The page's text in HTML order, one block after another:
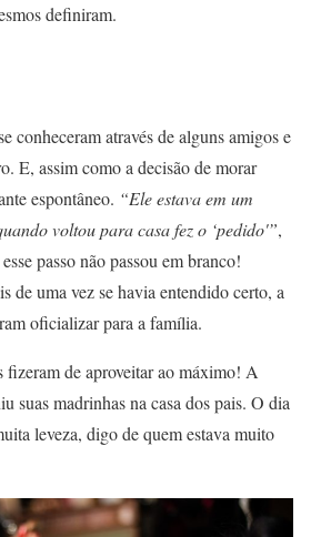
definiram.
conheceram através de alguns amigos e
E, assim como a decisão de morar
espontâneo. “Ele estava em um
voltou para casa fez o ‘pedido'”,
passo não passou em branco!
de uma vez se havia entendido certo, a
oficializar para a família.
fizeram de aproveitar ao máximo! A
suas madrinhas na casa dos pais. O dia
leveza, digo de quem estava muito